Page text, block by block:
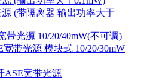
源 (带隔离器 输出功率大于
带光源 10/20/40mW(不可调)
宽带光源 模块式 10/20/30mW
ASE宽带光源